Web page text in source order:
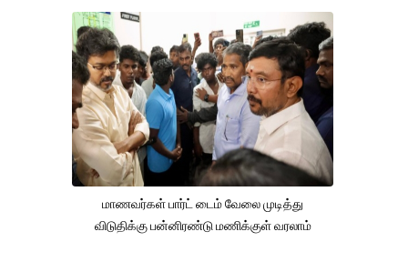
மாணவர்கள் பார்ட் டைம் வேலை முடித்து
விடுதிக்கு பன்னிரண்டு மணிக்குள் வரலாம்